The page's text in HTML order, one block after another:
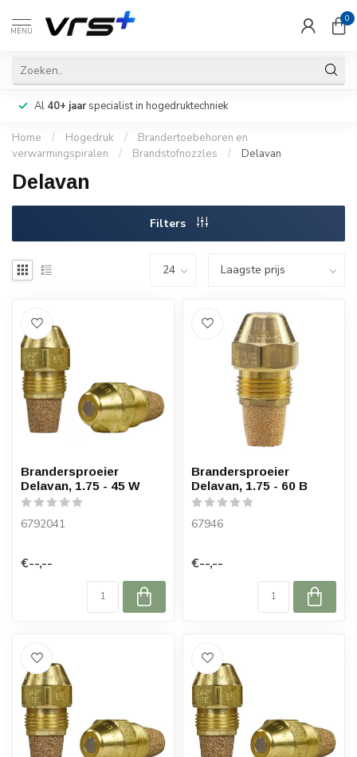
MENU
0
Al 40+ jaarspecialist in hogedruktechniek
Home / Hogedruk /
Brandertoebehoren en
verwarmingspiralen
/ Brandstofnozzles / Delavan
Delavan
Filters
Brandersproeier
Delavan, 1.75 - 45 W
6792041
€--,--
Brandersproeier
Delavan, 1.75 - 60 B
67946
€--,--